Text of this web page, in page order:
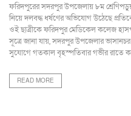
ফরিদপুরের সদরপুর উপজেলায় ৮ম
নিয়ে দলবদ্ধ ধর্ষণের অভিযোগ উঠেছে
ওই ছাত্রীকে ফরিদপুর মেডিকেল কলেজ
সূত্রে জানা যায়, সদরপুর উপজেলার
সুযোগে গতকাল বৃহস্পতিবার গভীর রাতে
READ MORE